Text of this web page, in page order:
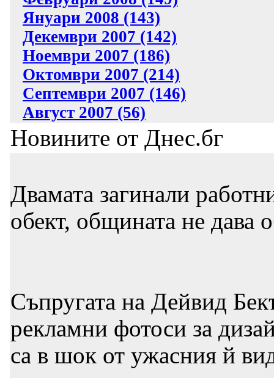
Януари 2008 (143)
Декември 2007 (142)
Ноември 2007 (186)
Октомври 2007 (214)
Септември 2007 (146)
Август 2007 (56)
Новините от Днес.бг
Двамата загинали
обект, общината не дава
Съпругата на Дейвид
рекламни фотоси за
са в шок от ужасния й